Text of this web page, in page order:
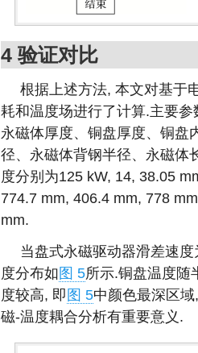
4 验证对比
根据上述方法, 本文对基于
耗和温度场进行了计算.主要
永磁体厚度、铜盘厚度、铜盘
径、永磁体背钢半径、永磁体
度分别为125 kW, 14, 38.05
774.7 mm, 406.4 mm, 778
mm.
当盘式永磁驱动器滑差速
度分布如图 5所示.铜盘温度随
度较高, 即图 5中颜色最深区
磁-温度耦合分析有重要意义.